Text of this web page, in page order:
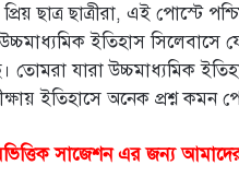
প্রিয় ছাত্র ছাত্রীরা, এই পোস্টে
ইতিহাস সিলেবাসে
তোমরা যারা উচ্চমাধ্যমিক
ইতিহাসে অনেক প্রশ্ন কমন
সাজেশন এর জন্য